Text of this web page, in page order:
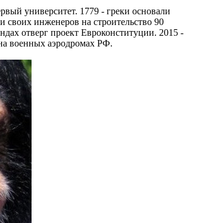
университет. 1779 - греки основали
инженеров на строительство 90
отверг проект Евроконституции. 2015 -
военных аэродромах РФ.